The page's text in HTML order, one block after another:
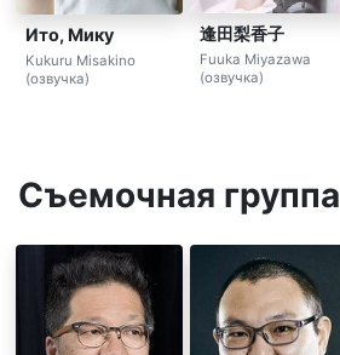
Ито, Мику
Kukuru Misakino
(озвучка)
逢田梨香子
Fuuka Miyazawa
(озвучка)
Съемочная группа